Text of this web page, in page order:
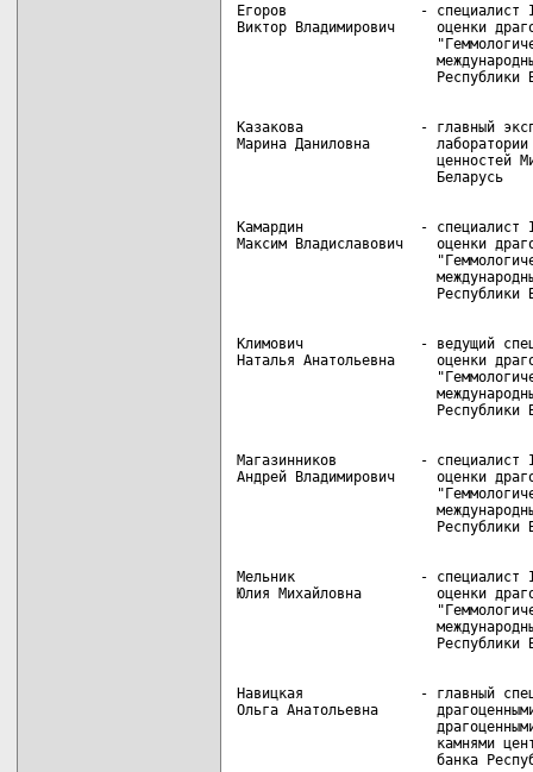
Егоров                - специалист I
Виктор Владимирович     оценки
Казакова              - главный
Марина Даниловна        лаборатории
ценностей
Камардин              - специалист I
Максим Владиславович    оценки
Климович              - ведущий
Наталья Анатольевна     оценки
Магазинников          - специалист I
Андрей Владимирович     оценки
Мельник               - специалист I
Юлия Михайловна         оценки
Навицкая              - главный
Ольга Анатольевна
камнями